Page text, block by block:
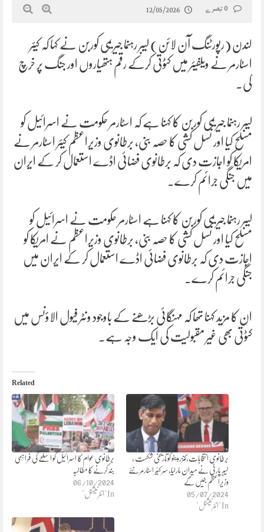
12/05/2026
لندن (رپورٹنگ آن لائن) لیبر رہنما جیریمی کوربن نے کہا کہ کیئر
اسٹارمر نے ویلفیئر میں کٹوتی کرکے رقم ہتھیاروں اور جنگ پر خرچ
کی۔
لیبر رہنما جیریمی کوربن کا کہنا ہے کہ اسٹارمر حکومت نے اسرائیل کو
مسلح کیا اور نسل کشی کا حصہ بنی، برطانوی وزیراعظم کیئر اسٹارمر نے
امریکا کو اجازت دی کہ برطانوی فضائی اڈے استعمال کر کے ایران
میں جنگی جرائم کرے۔
لیبر رہنما جیریمی کوربن کا کہنا ہے اسٹارمر حکومت نے اسرائیل کو
مسلح کیا اور نسل کشی کا حصہ بنی، برطانوی وزیراعظم نے امریکا کو
اجازت دی کہ برطانوی فضائی اڈے استعمال کر کے ایران میں
جنگی جرائم کرے۔
ان کا مزید کہنا تھا کہ مہنگائی بڑھنے کے باوجود ونٹر فیول الاؤنس میں
کٹوتی بھی غیر مقبولیت کی ایک وجہ ہے۔
Related
برطانوی عوام کا اسرائیل کو اسلحے کی فراہمی
بند کرنے کا مطالبہ
06/10/2024
In "انٹرنیشنل"
برطانوی انتخابات،کنزرویٹو کوتاریخی شکست ،
لیبر پارٹی نے میدان مارلیا، سر کئیر اسٹارمر نئے
وزیراعظم بنیں گے
05/07/2024
In "انٹرنیشنل"